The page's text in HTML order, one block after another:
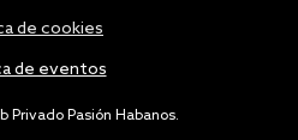
Privado Pasión Habanos.
de cookies
de eventos